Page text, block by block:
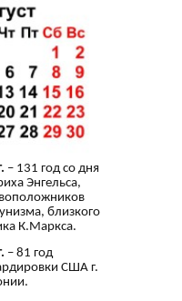
– 131 год со дня
Энгельса,
близкого
К.Маркса.
– 81 год
США г.